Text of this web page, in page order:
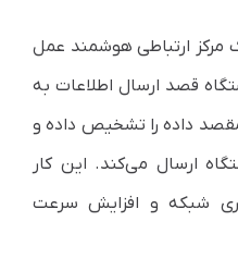
مرکز ارتباطی هوشمند عمل
قصد ارسال اطلاعات به
مقصد داده را تشخیص داده و
ارسال می‌کند. این کار
شبکه و افزایش سرعت